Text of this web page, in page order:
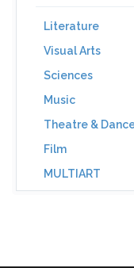
Literature
Visual Arts
Sciences
Music
Theatre &
Film
MULTIART